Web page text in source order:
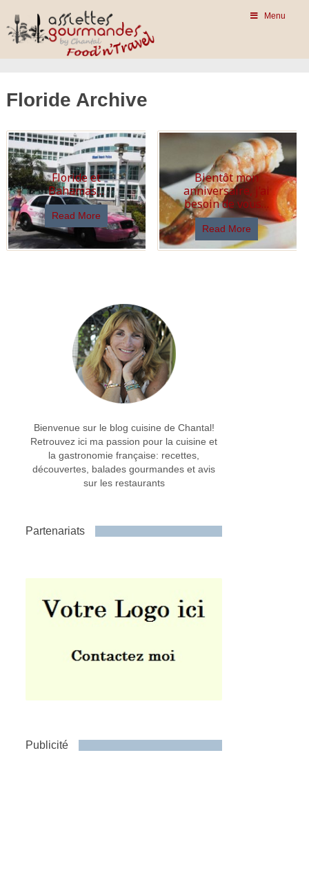
Menu
Floride Archive
Floride et
Bahamas…
Read More
Bientôt mon
anniversaire, j’ai
besoin de vous…
Read More
Bienvenue sur le blog cuisine de Chantal!
Retrouvez ici ma passion pour la cuisine et
la gastronomie française: recettes,
découvertes, balades gourmandes et avis
sur les restaurants
Partenariats
Publicité